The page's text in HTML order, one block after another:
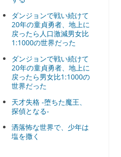
ダンジョンで戦い続けて
20年の童貞勇者、地上に
戻ったら人口激減男女比
1:1000の世界だった
ダンジョンで戦い続けて
20年の童貞勇者、地上に
戻ったら男女比1:1000の
世界だった
天才失格 -堕ちた魔王、
探偵となる-
洒落怖な世界で、少年は
塩を撒く